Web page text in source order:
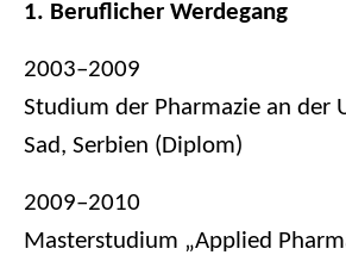
1. Beruflicher Werdegang
2003–2009
Studium der Pharmazie an der
Sad, Serbien (Diplom)
2009–2010
Masterstudium „Applied